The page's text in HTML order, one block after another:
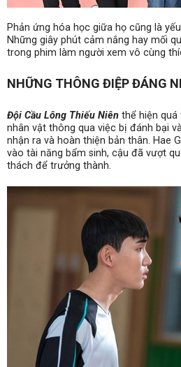
Phản ứng hóa học giữa họ cũng là
Những giây phút cảm nắng hay mối
trong phim làm người xem vô cùng
NHỮNG THÔNG ĐIỆP ĐÁNG
Đội Cầu Lông Thiếu Niên thể hiện
nhân vật thông qua việc bị đánh bại
nhận ra và hoàn thiện bản thân. Hae
vào tài năng bẩm sinh, cậu đã vượt
thách để trưởng thành.